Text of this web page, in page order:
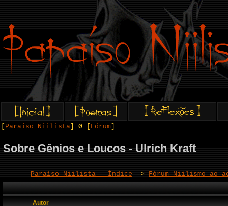
Paraíso Niilista ] Ø [ Fórum
Sobre Gênios e Loucos - Ulrich Kraft
Paraíso Niilista - Índice -> Fórum Niilismo ao
Autor